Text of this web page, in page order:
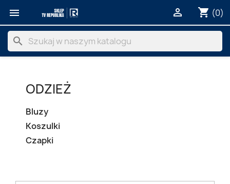
 shopping_cart (0)

search
ODZIEŻ
Bluzy
Koszulki
Czapki